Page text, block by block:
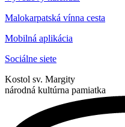
Malokarpatská vínna cesta
Mobilná aplikácia
Sociálne siete
Kostol sv. Margity
národná kultúrna pamiatka